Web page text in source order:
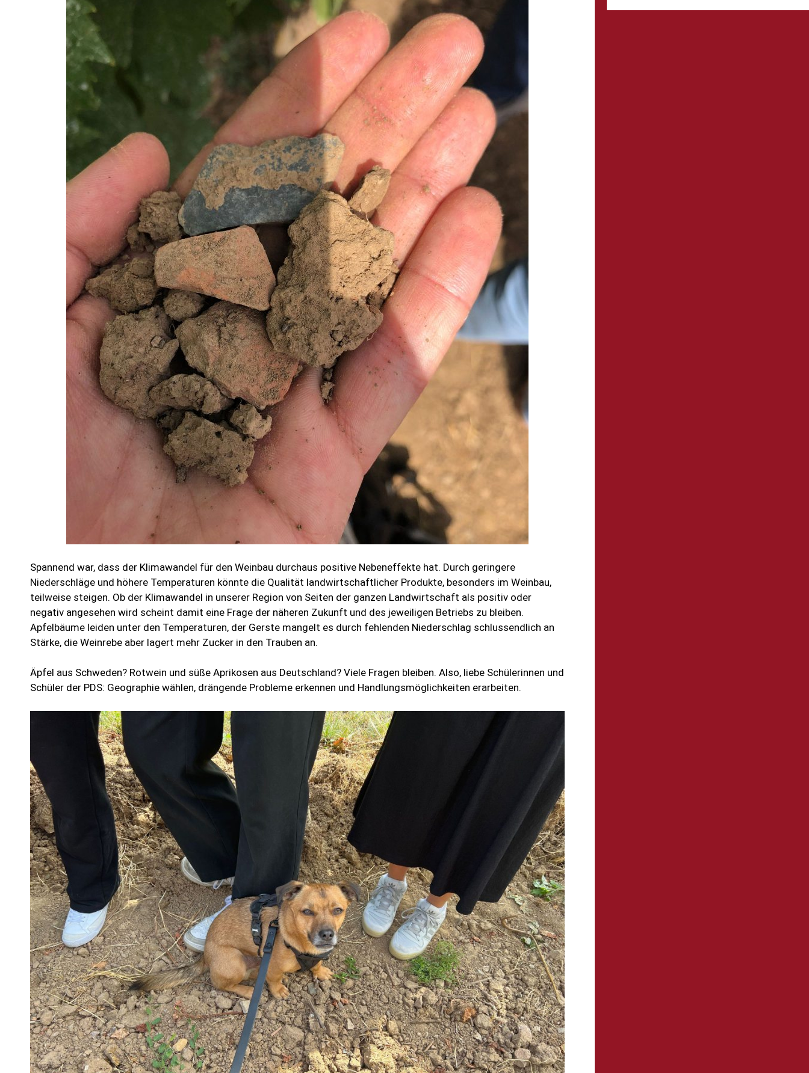
Spannend war, dass der Klimawandel für den Weinbau durchaus positive Nebeneffekte hat. Durch geringere
Niederschläge und höhere Temperaturen könnte die Qualität landwirtschaftlicher Produkte, besonders im Weinbau,
teilweise steigen. Ob der Klimawandel in unserer Region von Seiten der ganzen Landwirtschaft als positiv oder
negativ angesehen wird scheint damit eine Frage der näheren Zukunft und des jeweiligen Betriebs zu bleiben.
Apfelbäume leiden unter den Temperaturen, der Gerste mangelt es durch fehlenden Niederschlag schlussendlich an
Stärke, die Weinrebe aber lagert mehr Zucker in den Trauben an.
Äpfel aus Schweden? Rotwein und süße Aprikosen aus Deutschland? Viele Fragen bleiben. Also, liebe Schülerinnen und
Schüler der PDS: Geographie wählen, drängende Probleme erkennen und Handlungsmöglichkeiten erarbeiten.